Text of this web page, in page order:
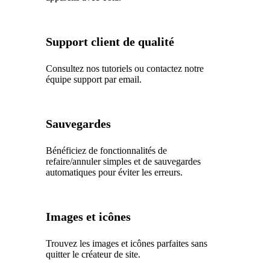
Support client de qualité
Consultez nos tutoriels ou contactez notre
équipe support par email.
Sauvegardes
Bénéficiez de fonctionnalités de
refaire/annuler simples et de sauvegardes
automatiques pour éviter les erreurs.
Images et icônes
Trouvez les images et icônes parfaites sans
quitter le créateur de site.